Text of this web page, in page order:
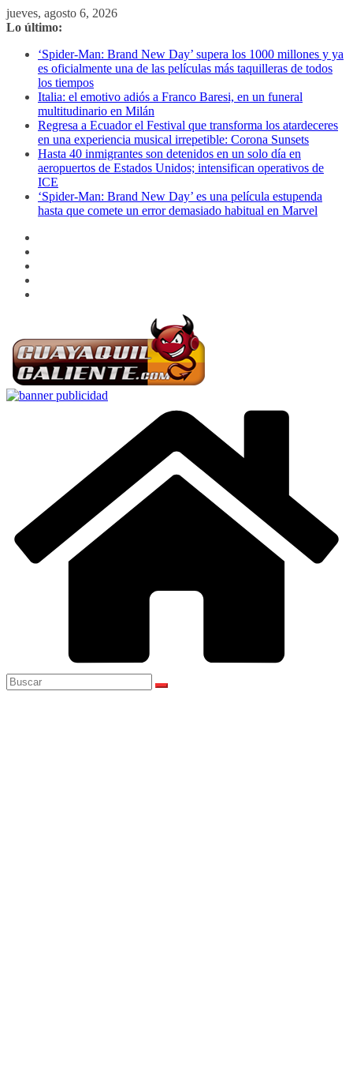
Saltar
al
jueves, agosto 6, 2026
Lo último:
‘Spider-Man: Brand New Day’ supera los 1000 millones y ya
es oficialmente una de las películas más taquilleras de todos
los tiempos
Italia: el emotivo adiós a Franco Baresi, en un funeral
multitudinario en Milán
Regresa a Ecuador el Festival que transforma los atardeceres
en una experiencia musical irrepetible: Corona Sunsets
Hasta 40 inmigrantes son detenidos en un solo día en
aeropuertos de Estados Unidos; intensifican operativos de
ICE
‘Spider-Man: Brand New Day’ es una película estupenda
hasta que comete un error demasiado habitual en Marvel